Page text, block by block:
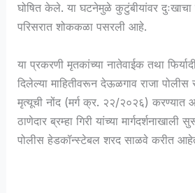
घोषित केले. या घटनेमुळे कुटुंबीयांवर
परिसरात शोककळा पसरली आहे.
या प्रकरणी मृतकांच्या नातेवाईक तथा
दिलेल्या माहितीवरून देऊळगाव राजा
मृत्यूची नोंद (मर्ग क्र. २२/२०२६)
ठाणेदार ब्रम्हा गिरी यांच्या
पोलीस हेडकॉन्स्टेबल शरद साळवे करीत